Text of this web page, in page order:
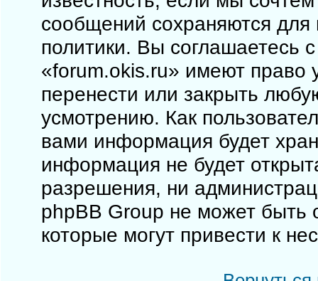
сообщений сохраняются для
политики. Вы соглашаетесь
«forum.okis.ru» имеют право
перенести или закрыть
усмотрению. Как
вами информация будет
информация не будет
разрешения, ни
phpBB Group не может быть
которые могут привести к